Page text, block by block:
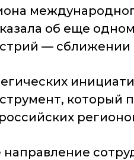
об еще
— сближении
который